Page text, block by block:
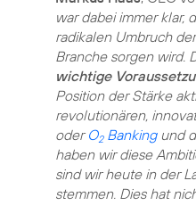
war dabei immer klar,
radikalen Umbruch
Branche sorgen wird.
wichtige
Position der Stärke
revolutionären,
oder O2Bankingund
haben wir diese
sind wir heute in der
stemmen. Dies hat